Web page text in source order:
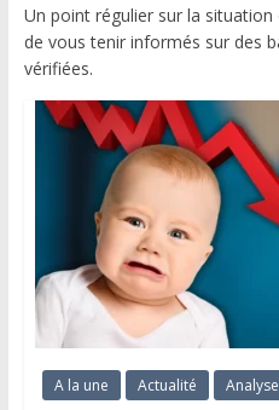
Un point régulier sur la
de vous tenir informés sur des
vérifiées.
A la une Actualité